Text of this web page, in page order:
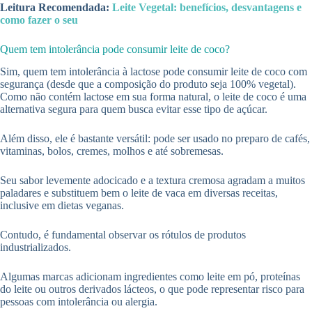
Leitura Recomendada: Leite Vegetal: benefícios, desvantagens e
como fazer o seu
Quem tem intolerância pode consumir leite de coco?
Sim, quem tem intolerância à lactose pode consumir leite de coco com
segurança (desde que a composição do produto seja 100% vegetal).
Como não contém lactose em sua forma natural, o leite de coco é uma
alternativa segura para quem busca evitar esse tipo de açúcar.
Além disso, ele é bastante versátil: pode ser usado no preparo de cafés,
vitaminas, bolos, cremes, molhos e até sobremesas.
Seu sabor levemente adocicado e a textura cremosa agradam a muitos
paladares e substituem bem o leite de vaca em diversas receitas,
inclusive em dietas veganas.
Contudo, é fundamental observar os rótulos de produtos
industrializados.
Algumas marcas adicionam ingredientes como leite em pó, proteínas
do leite ou outros derivados lácteos, o que pode representar risco para
pessoas com intolerância ou alergia.